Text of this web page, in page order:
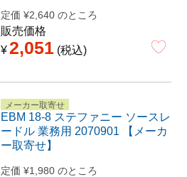
定価 ¥2,640 のところ
販売価格
¥ 2,051 税込
メーカー取寄せ
EBM 18-8 ステファニー ソースレ
ードル 業務用 2070901 【メーカ
ー取寄せ】
定価 ¥1,980 のところ